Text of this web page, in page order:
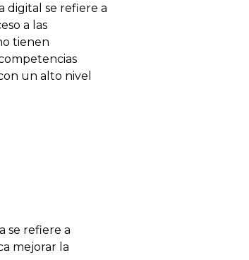
digital se refiere a
a las
tienen
un alto nivel
se refiere a
mejorar la